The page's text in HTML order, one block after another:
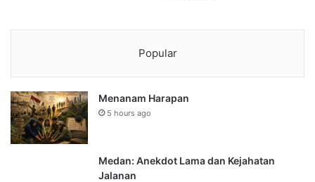
Popular
Menanam Harapan
5 hours ago
Medan: Anekdot Lama dan Kejahatan
Jalanan